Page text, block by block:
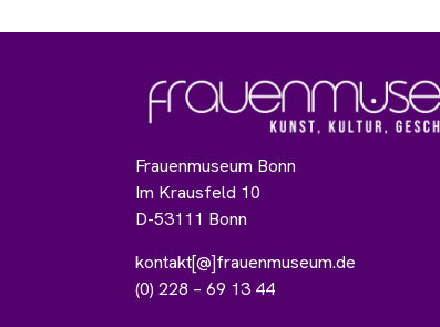
Frauenmuseum Bonn
Im Krausfeld 10
D-53111 Bonn
kontakt[@]frauenmuseum.de
(0) 228 – 69 13 44